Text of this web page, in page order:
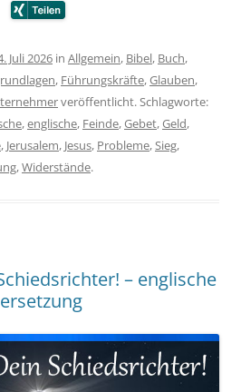
Juli 2026 in Allgemein, Bibel, Buch,
, Führungskräfte,Glauben,
veröffentlicht. Schlagworte:
,englische, Feinde,Gebet,Geld,
, Jerusalem, Jesus, Probleme,Sieg,
,Widerstände.
– englische